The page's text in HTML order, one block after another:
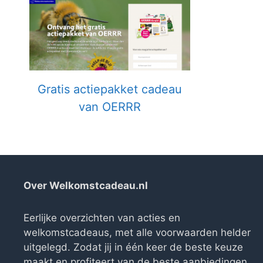
Gratis actiepakket cadeau
van OERRR
Over Welkomstcadeau.nl
Eerlijke overzichten van acties en
welkomstcadeaus, met alle voorwaarden helder
uitgelegd. Zodat jij in één keer de beste keuze